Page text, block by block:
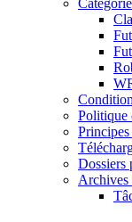
Politique
Dossiers
Archives